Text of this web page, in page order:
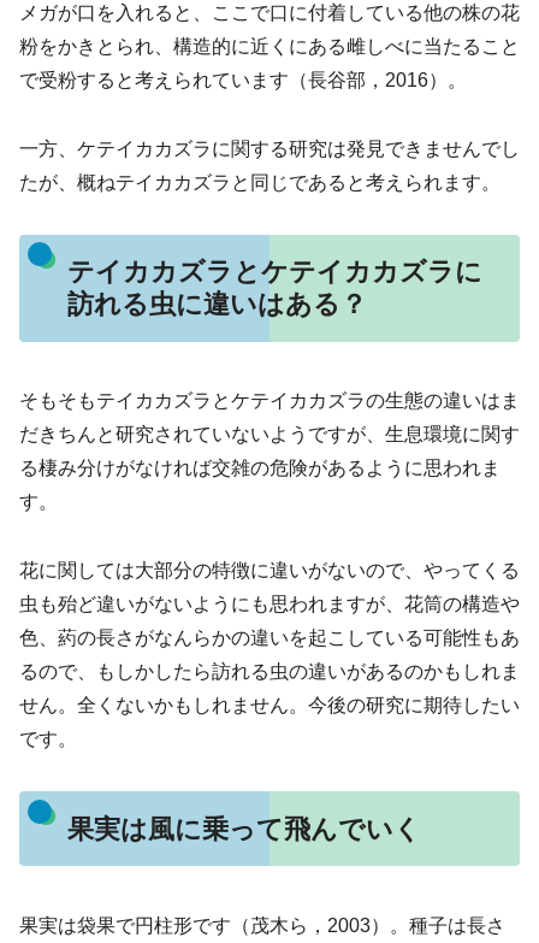
メガが口を入れると、ここで口に付着している他の株の花
粉をかきとられ、構造的に近くにある雌しべに当たること
で受粉すると考えられています（長谷部，2016）。
一方、ケテイカカズラに関する研究は発見できませんでし
たが、概ねテイカカズラと同じであると考えられます。
テイカカズラとケテイカカズラに
訪れる虫に違いはある？
そもそもテイカカズラとケテイカカズラの生態の違いはま
だきちんと研究されていないようですが、生息環境に関す
る棲み分けがなければ交雑の危険があるように思われま
す。
花に関しては大部分の特徴に違いがないので、やってくる
虫も殆ど違いがないようにも思われますが、花筒の構造や
色、葯の長さがなんらかの違いを起こしている可能性もあ
るので、もしかしたら訪れる虫の違いがあるのかもしれま
せん。全くないかもしれません。今後の研究に期待したい
です。
果実は風に乗って飛んでいく
果実は袋果で円柱形です（茂木ら，2003）。種子は長さ